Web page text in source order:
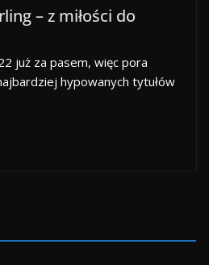
– z miłości do
już za pasem, więc pora
hypowanych tytułów